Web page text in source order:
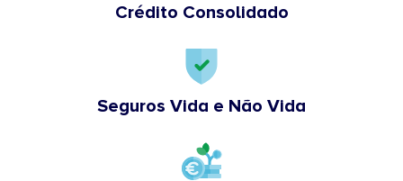
Crédito Consolidado
Seguros Vida e Não Vida